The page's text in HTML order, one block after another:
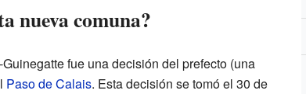
nueva comuna?
fue una decisión del prefecto (una
Paso de Calais. Esta decisión se tomó el 30 de